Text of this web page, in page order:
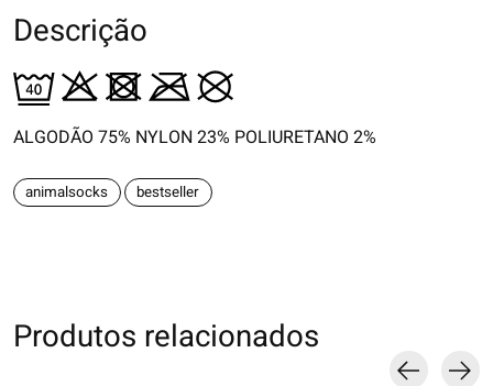
Descrição
ALGODÃO 75% NYLON 23% POLIURETANO 2%
animalsocks bestseller
Produtos relacionados